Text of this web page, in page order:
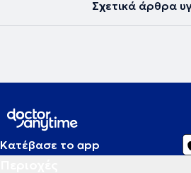
Σχετικά άρθρα
Κατέβασε το app